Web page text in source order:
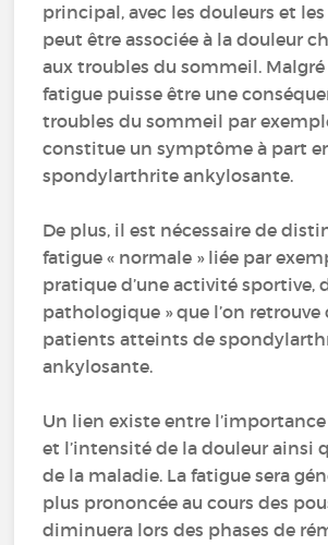
principal, avec les douleurs et
peut être associée à la douleur
aux troubles du sommeil.
fatigue puisse être une
troubles du sommeil par
constitue un symptôme à part
spondylarthrite ankylosante.
De plus, il est nécessaire de
fatigue « normale » liée par
pratique d’une activité sportive,
pathologique » que l’on retrouve
patients atteints de
ankylosante.
Un lien existe entre
et l’intensité de la douleur ainsi
de la maladie. La fatigue sera
plus prononcée au cours des
diminuera lors des phases de